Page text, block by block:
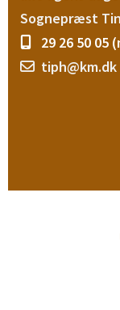
Sognepræst
 29 26 50 05
 tiph@km.dk